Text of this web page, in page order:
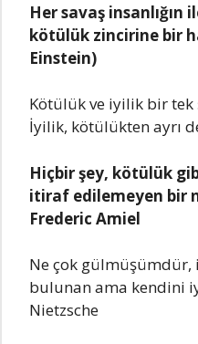
Her savaş
kötülük zincirine bir
Einstein)
Kötülük ve iyilik bir
İyilik, kötülükten ayrı
Hiçbir şey, kötülük
itiraf edilemeyen bir
Frederic Amiel
Ne çok
bulunan ama kendini
Nietzsche